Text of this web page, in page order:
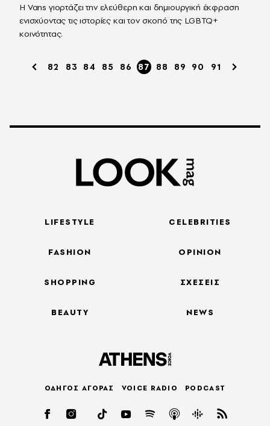
H Vans γιορτάζει την ελεύθερη και δημιουργική έκφραση
ενισχύοντας τις ιστορίες και τον σκοπό της LGBTQ+
κοινότητας.
82 83 84 85 86 87 88 89 90 91
LIFESTYLE
FASHION
SHOPPING
BEAUTY
CELEBRITIES
OPINION
ΣΧΕΣΕΙΣ
NEWS
ΟΔΗΓΟΣ ΑΓΟΡΑΣ VOICE RADIO PODCAST